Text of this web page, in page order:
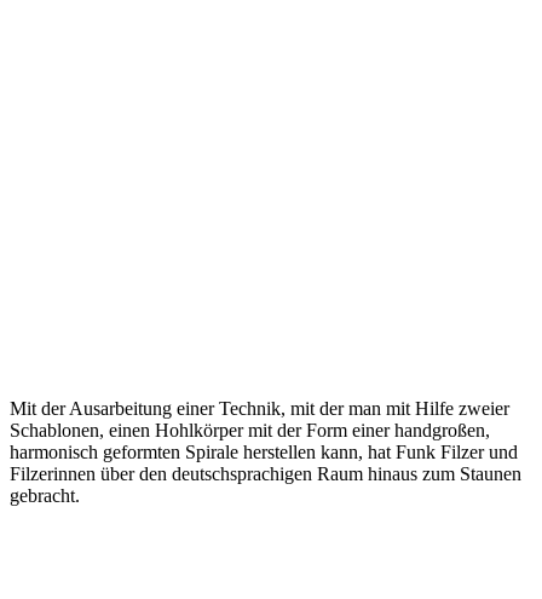
Mit der Ausarbeitung einer Technik, mit der man mit Hilfe zweier
Schablonen, einen Hohlkörper mit der Form einer handgroßen,
harmonisch geformten Spirale herstellen kann, hat Funk Filzer und
Filzerinnen über den deutschsprachigen Raum hinaus zum Staunen
gebracht.